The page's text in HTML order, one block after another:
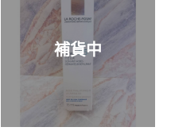
補貨中